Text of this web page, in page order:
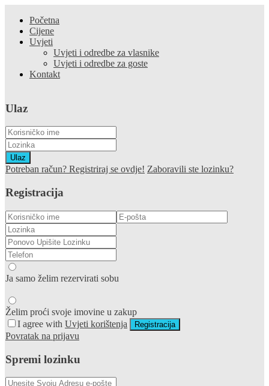
Početna
Cijene
Uvjeti
Uvjeti i odredbe za vlasnike
Uvjeti i odredbe za goste
Kontakt
Ulaz
Ulaz
Potreban račun? Registriraj se ovdje! Zaboravili ste lozinku?
Registracija
Ja samo želim rezervirati sobu
Želim proći svoje imovine u zakup
I agree with Uvjeti korištenja Registracija
Povratak na prijavu
Spremi lozinku